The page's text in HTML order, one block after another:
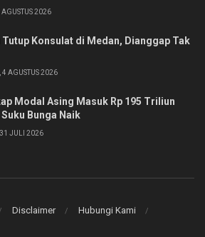
AGUSTUS 2026
Tutup Konsulat di Medan, Dianggap Tak
4 AGUSTUS 2026
Modal Asing Masuk Rp 195 Triliun
Bunga Naik
JULI 2026
Disclaimer
Hubungi Kami